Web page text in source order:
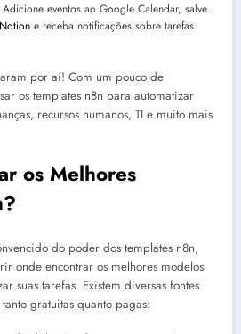
Adicione eventos ao Google Calendar, salve
Notion e receba notificações sobre tarefas
por aí! Com um pouco de
os templates n8n para automatizar
recursos humanos, TI e muito mais
os Melhores
do poder dos templates n8n,
onde encontrar os melhores modelos
suas tarefas. Existem diversas fontes
gratuitas quanto pagas: